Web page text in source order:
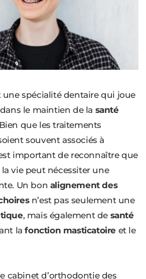
spécialité dentaire qui joue
le maintien de la santé
que les traitements
souvent associés à
important de reconnaître que
vie peut nécessiter une
Un bon alignement des
n’est pas seulement une
, mais également de santé
lafonction masticatoire et le
cabinet d’orthodontie des